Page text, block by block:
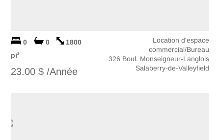
0 0
1800
pi2
23.00 $ /Année
Location d'espace
commercial/Bureau
326 Boul. Monseigneur-Langlois
Salaberry-de-Valleyfield